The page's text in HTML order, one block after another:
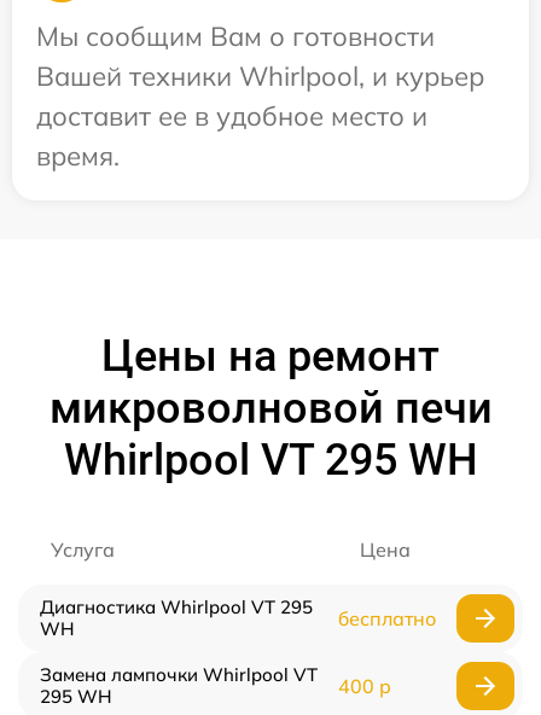
Мы сообщим Вам о готовности
Вашей техники Whirlpool, и курьер
доставит ее в удобное место и
время.
Цены на ремонт
микроволновой печи
Whirlpool VT 295 WH
Услуга Цена
Диагностика Whirlpool VT 295
WH
бесплатно
Замена лампочки Whirlpool VT
295 WH
400 р